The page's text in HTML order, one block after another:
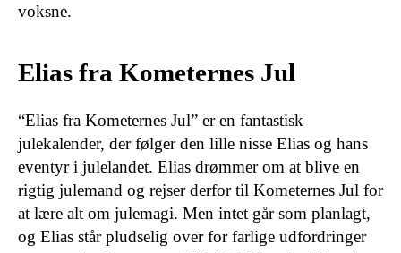
voksne.
Elias fra Kometernes Jul
“Elias fra Kometernes Jul” er en fantastisk
julekalender, der følger den lille nisse Elias og hans
eventyr i julelandet. Elias drømmer om at blive en
rigtig julemand og rejser derfor til Kometernes Jul for
at lære alt om julemagi. Men intet går som planlagt,
og Elias står pludselig over for farlige udfordringer